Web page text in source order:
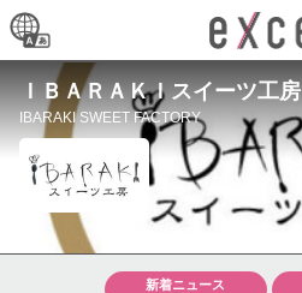
ＩＢＡＲＡＫＩスイーツ工房
IBARAKI SWEET FACTORY
新着ニュース